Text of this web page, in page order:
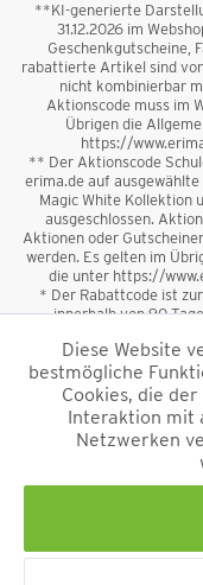
**KI-generierte
31.12.2026 im
Geschenkgutscheine,
rabattierte Artikel sind
nicht kombinierbar
Aktionscode muss im
Übrigen die
https://
** Der Aktionscode
erima.de auf
Magic White Kollektion
ausgeschlossen.
Aktionen oder
werden. Es gelten im
die unter https://
* Der Rabattcode ist
innerhalb von 90
sowie
Rabattcode ist nicht
kombinierbar.
*Alle Preise
und
Diese Website
bestmögliche
Cookies, die
Interaktion mit
Netzwerken